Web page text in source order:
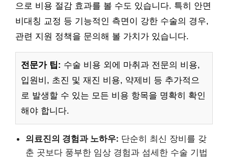
으로 비용 절감 효과를 볼 수도 있습니다. 특히 안면
비대칭 교정 등 기능적인 측면이 강한 수술의 경우,
관련 지원 정책을 문의해 볼 가치가 있습니다.
전문가 팁: 수술 비용 외에 마취과 전문의 비용,
입원비, 초진 및 재진 비용, 약제비 등 추가적으
로 발생할 수 있는 모든 비용 항목을 명확히 확인
해야 합니다.
의료진의 경험과 노하우: 단순히 최신 장비를 갖
춘 곳보다 풍부한 임상 경험과 섬세한 수술 기법